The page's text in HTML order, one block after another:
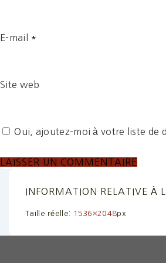
E-mail *
Site web
Oui, ajoutez-moi à votre liste de
INFORMATION RELATIVE À
Taille réelle: 1536×2048px